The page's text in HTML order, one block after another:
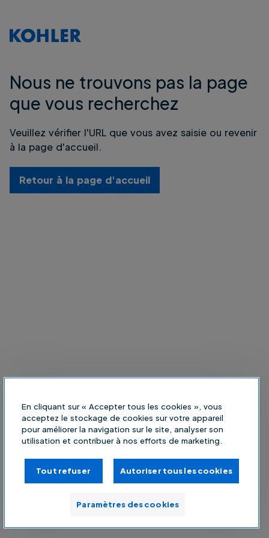
Nous ne trouvons pas la page
que vous recherchez
Veuillez vérifier l'URL que vous avez saisie ou revenir
à la page d'accueil.
Retour à la page d'accueil
En cliquant sur « Accepter tous les cookies », vous
acceptez le stockage de cookies sur votre appareil
pour améliorer la navigation sur le site, analyser son
utilisation et contribuer à nos efforts de marketing.
Tout refuser Autoriser tous les cookies
Paramètres des cookies